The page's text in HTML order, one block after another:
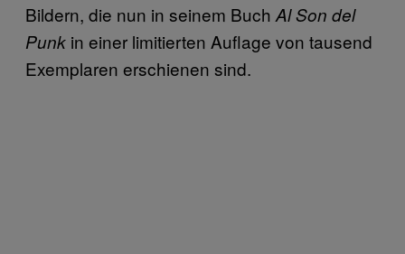
Bildern, die nun in seinem Buch Al Son del
Punk in einer limitierten Auflage von tausend
Exemplaren erschienen sind.